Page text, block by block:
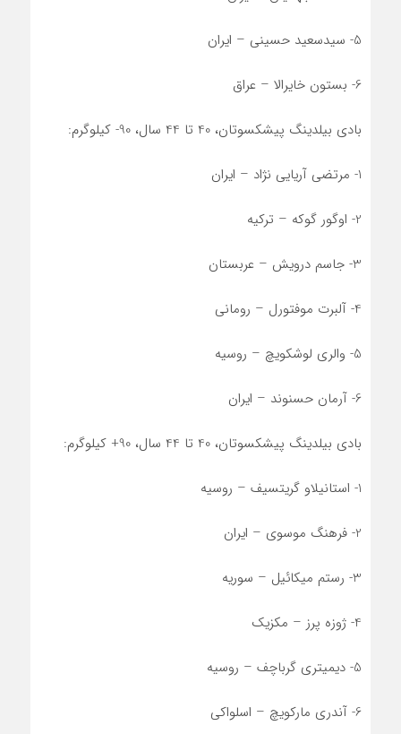
5- سیدسعید حسینی – ایران
6- بستون خایرالا – عراق
بادی بیلدینگ پیشکسوتان، 40 تا 44 سال، 90- کیلوگرم:
1- مرتضی آریایی نژاد – ایران
2- اوگور گوکه – ترکیه
3- جاسم درویش – عربستان
4- آلبرت موفتورل – رومانی
5- والری لوشکویچ – روسیه
6- آرمان حسنوند – ایران
بادی بیلدینگ پیشکسوتان، 40 تا 44 سال، 90+ کیلوگرم:
1- استانیلاو گریتسیف – روسیه
2- فرهنگ موسوی – ایران
3- رستم میکائیل – سوریه
4- ژوزه پرز – مکزیک
5- دیمیتری گرباچف – روسیه
6- آندری مارکویچ – اسلواکی